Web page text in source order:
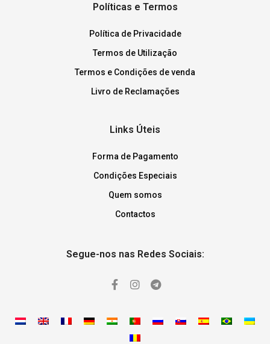
Políticas e Termos
Política de Privacidade
Termos de Utilização
Termos e Condições de venda
Livro de Reclamações
Links Úteis
Forma de Pagamento
Condições Especiais
Quem somos
Contactos
Segue-nos nas Redes Sociais: